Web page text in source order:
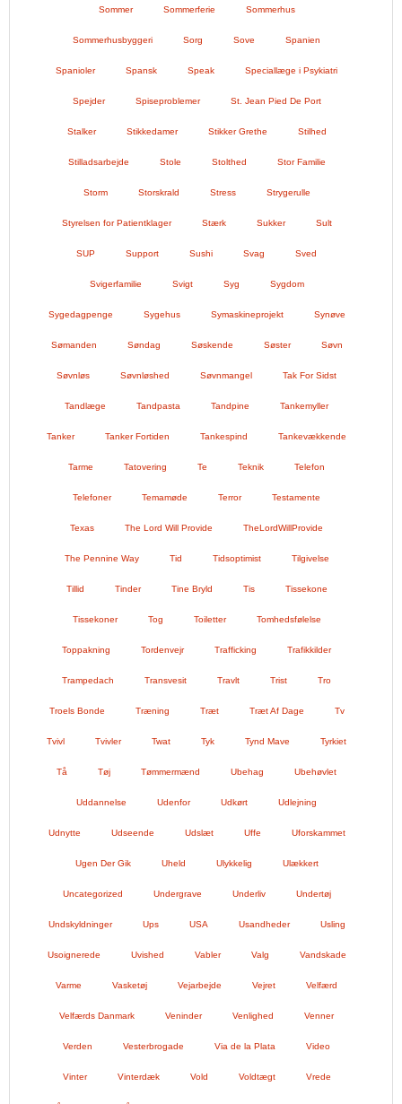
Sommer Sommerferie Sommerhus
Sommerhusbyggeri Sorg Sove Spanien
Spanioler Spansk Speak Speciallæge i Psykiatri
Spejder Spiseproblemer St. Jean Pied De Port
Stalker Stikkedamer Stikker Grethe Stilhed
Stilladsarbejde Stole Stolthed Stor Familie
Storm Storskrald Stress Strygerulle
Styrelsen for Patientklager Stærk Sukker Sult
SUP Support Sushi Svag Sved
Svigerfamilie Svigt Syg Sygdom
Sygedagpenge Sygehus Symaskineprojekt Synøve
Sømanden Søndag Søskende Søster Søvn
Søvnløs Søvnløshed Søvnmangel Tak For Sidst
Tandlæge Tandpasta Tandpine Tankemyller
Tanker Tanker Fortiden Tankespind Tankevækkende
Tarme Tatovering Te Teknik Telefon
Telefoner Temamøde Terror Testamente
Texas The Lord Will Provide TheLordWillProvide
The Pennine Way Tid Tidsoptimist Tilgivelse
Tillid Tinder Tine Bryld Tis Tissekone
Tissekoner Tog Toiletter Tomhedsfølelse
Toppakning Tordenvejr Trafficking Trafikkilder
Trampedach Transvesit Travlt Trist Tro
Troels Bonde Træning Træt Træt Af Dage Tv
Tvivl Tvivler Twat Tyk Tynd Mave Tyrkiet
Tå Tøj Tømmermænd Ubehag Ubehøvlet
Uddannelse Udenfor Udkørt Udlejning
Udnytte Udseende Udslæt Uffe Uforskammet
Ugen Der Gik Uheld Ulykkelig Ulækkert
Uncategorized Undergrave Underliv Undertøj
Undskyldninger Ups USA Usandheder Usling
Usoignerede Uvished Vabler Valg Vandskade
Varme Vasketøj Vejarbejde Vejret Velfærd
Velfærds Danmark Veninder Venlighed Venner
Verden Vesterbrogade Via de la Plata Video
Vinter Vinterdæk Vold Voldtægt Vrede